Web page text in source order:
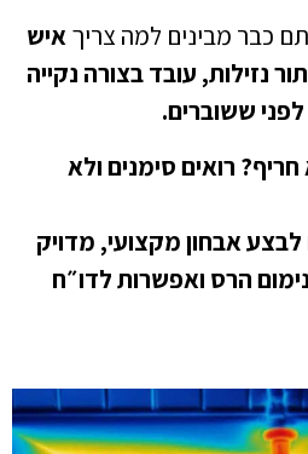
כבר מבינים למה צריךאיש
נזילות, עובד בצורה נקייה
ששוברים.
חריף? רואים סימנים ולא
אבחון מקצועי, מדויק
הרס ואפשרות לדו״ח